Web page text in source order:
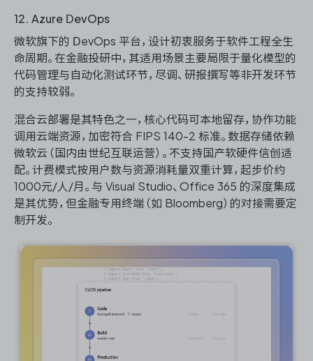
12. Azure DevOps
微软旗下的 DevOps 平台，设计初衷服务于软件工程全生
命周期。在金融投研中，其适用场景主要局限于量化模型的
代码管理与自动化测试环节，尽调、研报撰写等非开发环节
的支持较弱。
混合云部署是其特色之一，核心代码可本地留存，协作功能
调用云端资源，加密符合 FIPS 140-2 标准。数据存储依赖
微软云（国内由世纪互联运营）。不支持国产软硬件信创适
配。计费模式按用户数与资源消耗量双重计算，起步价约
1000元/人/月。与 Visual Studio、Office 365 的深度集成
是其优势，但金融专用终端（如 Bloomberg）的对接需要定
制开发。